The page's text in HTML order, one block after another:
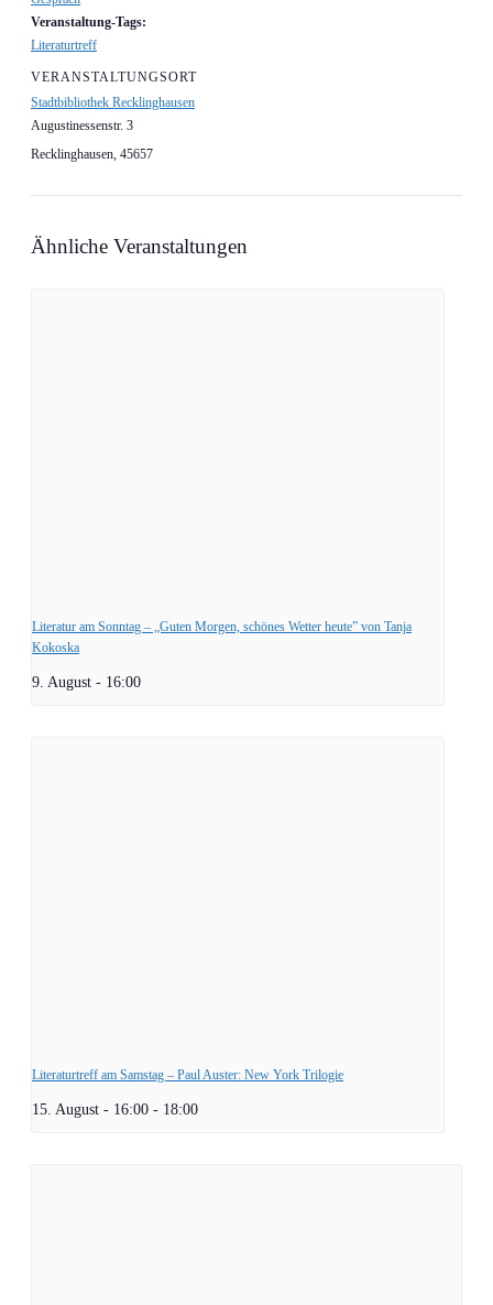
Veranstaltung-Tags:
Literaturtreff
VERANSTALTUNGSORT
Stadtbibliothek Recklinghausen
Augustinessenstr. 3
Recklinghausen, 45657
Ähnliche Veranstaltungen
Literatur am Sonntag – „Guten Morgen, schönes Wetter heute” von Tanja
Kokoska
9. August - 16:00
Literaturtreff am Samstag – Paul Auster: New York Trilogie
15. August - 16:00 - 18:00